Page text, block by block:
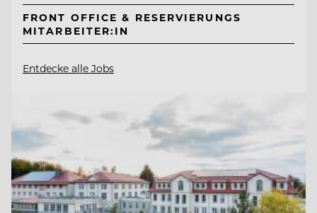
FRONT OFFICE & RESERVIERUNGS
MITARBEITER:IN
Entdecke alle Jobs